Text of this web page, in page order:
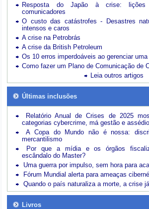
Resposta do Japão à crise:
comunicadores
O custo das catástrofes -
Desastres
intensos e caros
A crise na Petrobrás
A crise da British Petroleum
Os 10 erros imperdoáveis ao gerenciar
Como fazer um Plano de Comunicação de
Leia outros artigos
Últimas inclusões
Relatório Anual de Crises de 2025
categorias cybercrime, má gestão e
A Copa do Mundo não é nossa:
mercantilismo
Por que a mídia e os órgãos
escândalo do Master?
Uma guerra por impulso, sem hora para
Fórum Mundial alerta para ameaças
Quando o país naturaliza a morte, a crise
Livros